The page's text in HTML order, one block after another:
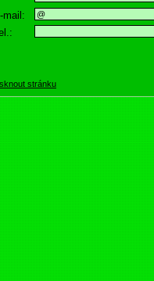
mail:
stránku